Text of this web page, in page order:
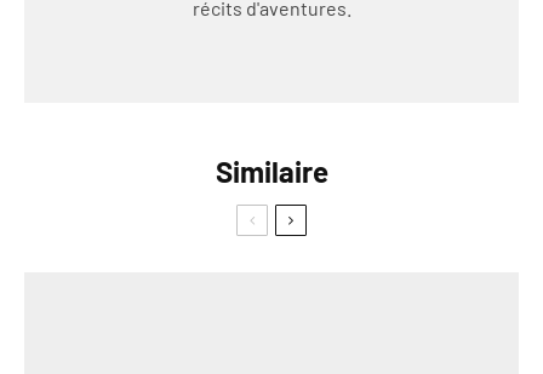
récits d'aventures.
Similaire